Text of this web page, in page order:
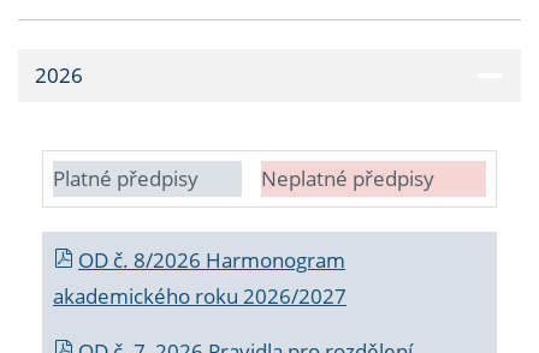
2026
Platné předpisy Neplatné předpisy
OD č. 8/2026 Harmonogram
akademického roku 2026/2027